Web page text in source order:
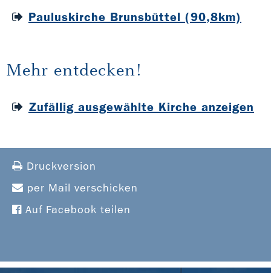
Pauluskirche Brunsbüttel (90,8km)
Mehr entdecken!
Zufällig ausgewählte Kirche anzeigen
Druckversion
per Mail verschicken
Auf Facebook teilen